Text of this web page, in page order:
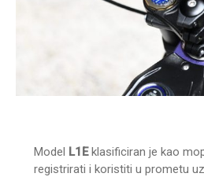
Model L1Eklasificiran je kao
registrirati i koristiti u prometu